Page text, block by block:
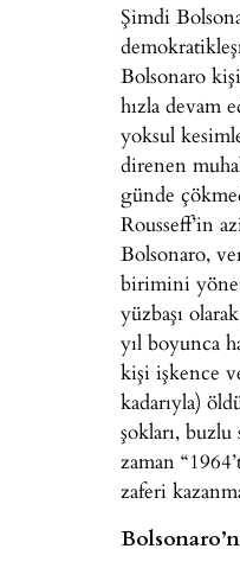
Şimdi
Bolsonaro
hızla devam
yoksul
direnen
günde
Rousseff’in
Bolsonaro,
birimini
yüzbaşı
yıl boyunca
kişi işkence
kadarıyla)
şokları, buzlu
zaman
zaferi